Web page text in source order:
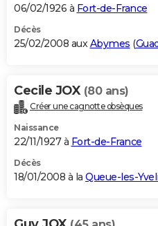
06/02/1926 à Fort-de-France
Décès
25/02/2008 auxAbymes (
Cecile JOX (80 ans)
Créer une cagnotte obsèques
Naissance
22/11/1927 à Fort-de-France
Décès
18/01/2008 à la Queue-les-